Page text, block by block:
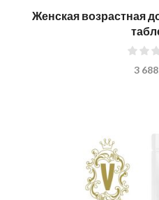
Женская возрастная
3